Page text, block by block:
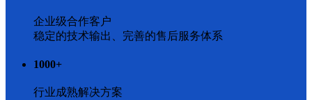
企业级合作客户
稳定的技术输出、完善的售后服务体系
1000+
行业成熟解决方案